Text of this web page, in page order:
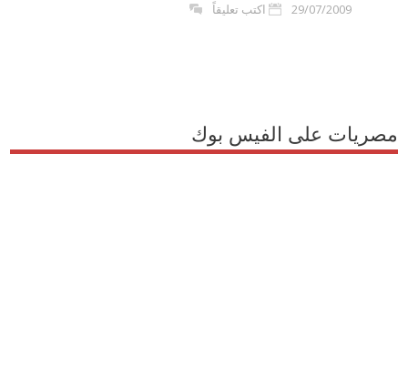
29/07/2009 اكتب تعليقاً
مصريات على الفيس بوك